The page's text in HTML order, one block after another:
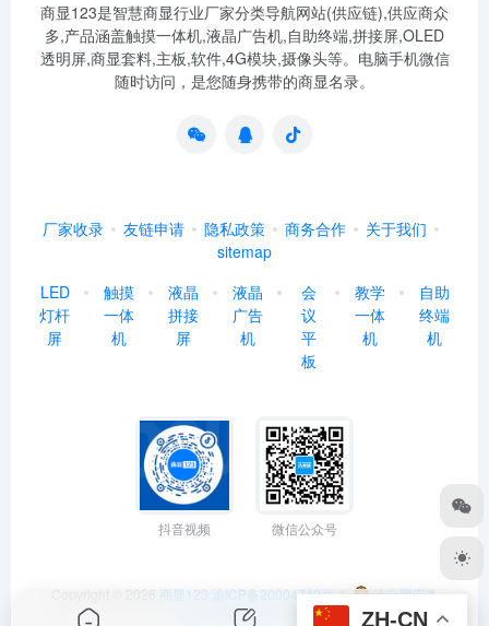
商显123是智慧商显行业厂家分类导航网站(供应链),供应商众
多,产品涵盖触摸一体机,液晶广告机,自助终端,拼接屏,OLED
透明屏,商显套料,主板,软件,4G模块,摄像头等。电脑手机微信
随时访问，是您随身携带的商显名录。
厂家收录 友链申请 隐私政策 商务合作
关于我们
sitemap
LED
灯杆
屏
触摸
一体
机
液晶
拼接
屏
液晶
广告
机
会
议
平
板
教学
一体
机
自助
终端
机
抖音视频 微信公众号
Copyright © 2026 商显123 渝ICP备20004742号-1
渝公网安备
50022602000368号
ZH-CN